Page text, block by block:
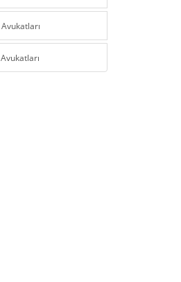
Avukatları
Avukatları